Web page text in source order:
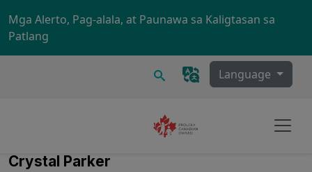
Mga Alerto, Pag-alala, at Paunawa sa Kaligtasan sa
Patlang
MaghanapLanguage
Crystal Parker